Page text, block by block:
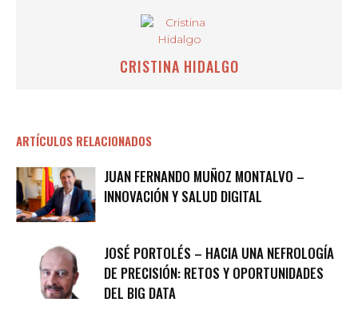
CRISTINA HIDALGO
ARTÍCULOS RELACIONADOS
JUAN FERNANDO MUÑOZ MONTALVO –
INNOVACIÓN Y SALUD DIGITAL
JOSÉ PORTOLÉS – HACIA UNA NEFROLOGÍA
DE PRECISIÓN: RETOS Y OPORTUNIDADES
DEL BIG DATA